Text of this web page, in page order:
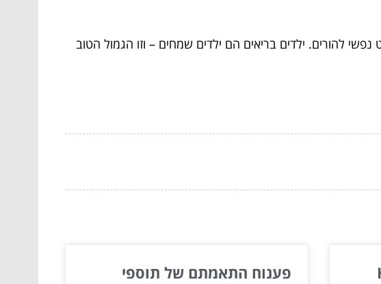
להורים. ילדים בריאים הם ילדים שמחים – וזו הגמול הטוב
פענוח התאמתם של תוספי